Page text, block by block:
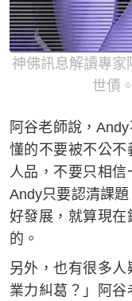
神佛訊息解讀專家
世債
阿谷老師說，
懂的不要被不公不
人品，不要只相
Andy只要認清課
好發展，就算現在
的。
另外，也有很多
業力糾葛？」阿